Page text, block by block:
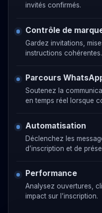
invités confirmés.
Contrôle de
Gardez invitations,
instructions cohérentes.
Parcours
Soutenez la
en temps réel lorsque
Automatisation
Déclenchez les
d’inscription et de
Performance
Analysez ouvertures,
impact sur l’inscription.